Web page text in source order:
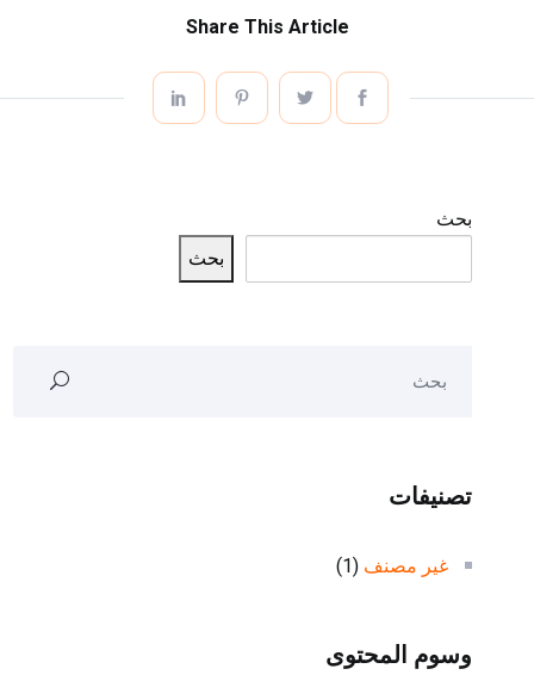
Share This Article
بحث
بحث
تصنيفات
غير مصنف (1)
وسوم المحتوى